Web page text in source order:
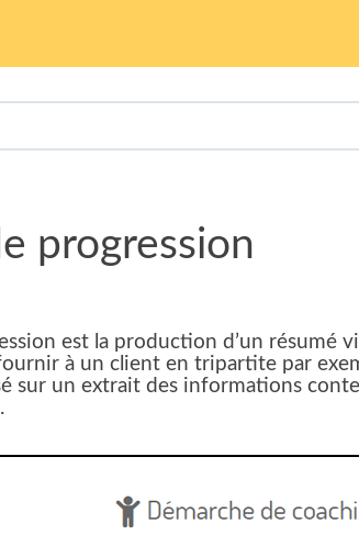
progression
est la production d’un résumé
à un client en tripartite par
sur un extrait des informations
.